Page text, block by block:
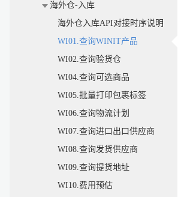
海外仓-入库
海外仓入库API对接时序说明
WI01.查询WINIT产品
WI02.查询验货仓
WI04.查询可选商品
WI05.批量打印包裹标签
WI06.查询物流计划
WI07.查询进口出口供应商
WI08.查询发货供应商
WI09.查询提货地址
WI10.费用预估